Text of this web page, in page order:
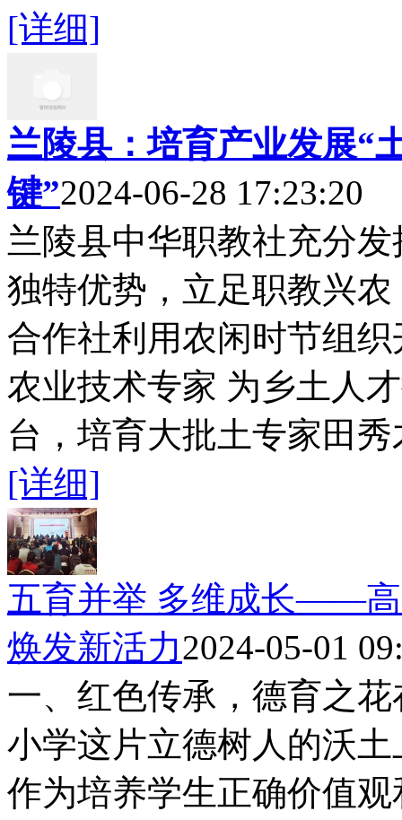
[详细]
兰陵县：培育产业发展“
键”2024-06-28 17:23:20
兰陵县中华职教社充分
独特优势，立足职教兴
合作社利用农闲时节组
农业技术专家 为乡土人
台，培育大批土专家田
[详细]
五育并举 多维成长——高
焕发新活力2024-05-01
一、红色传承，德育之
小学这片立德树人的沃
作为培养学生正确价值